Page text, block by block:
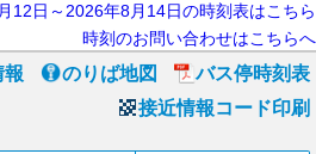
12日～2026年8月14日の時刻表はこちら
時刻のお問い合わせはこちらへ
報 のりば地図
バス停時刻表
接近情報コード印刷